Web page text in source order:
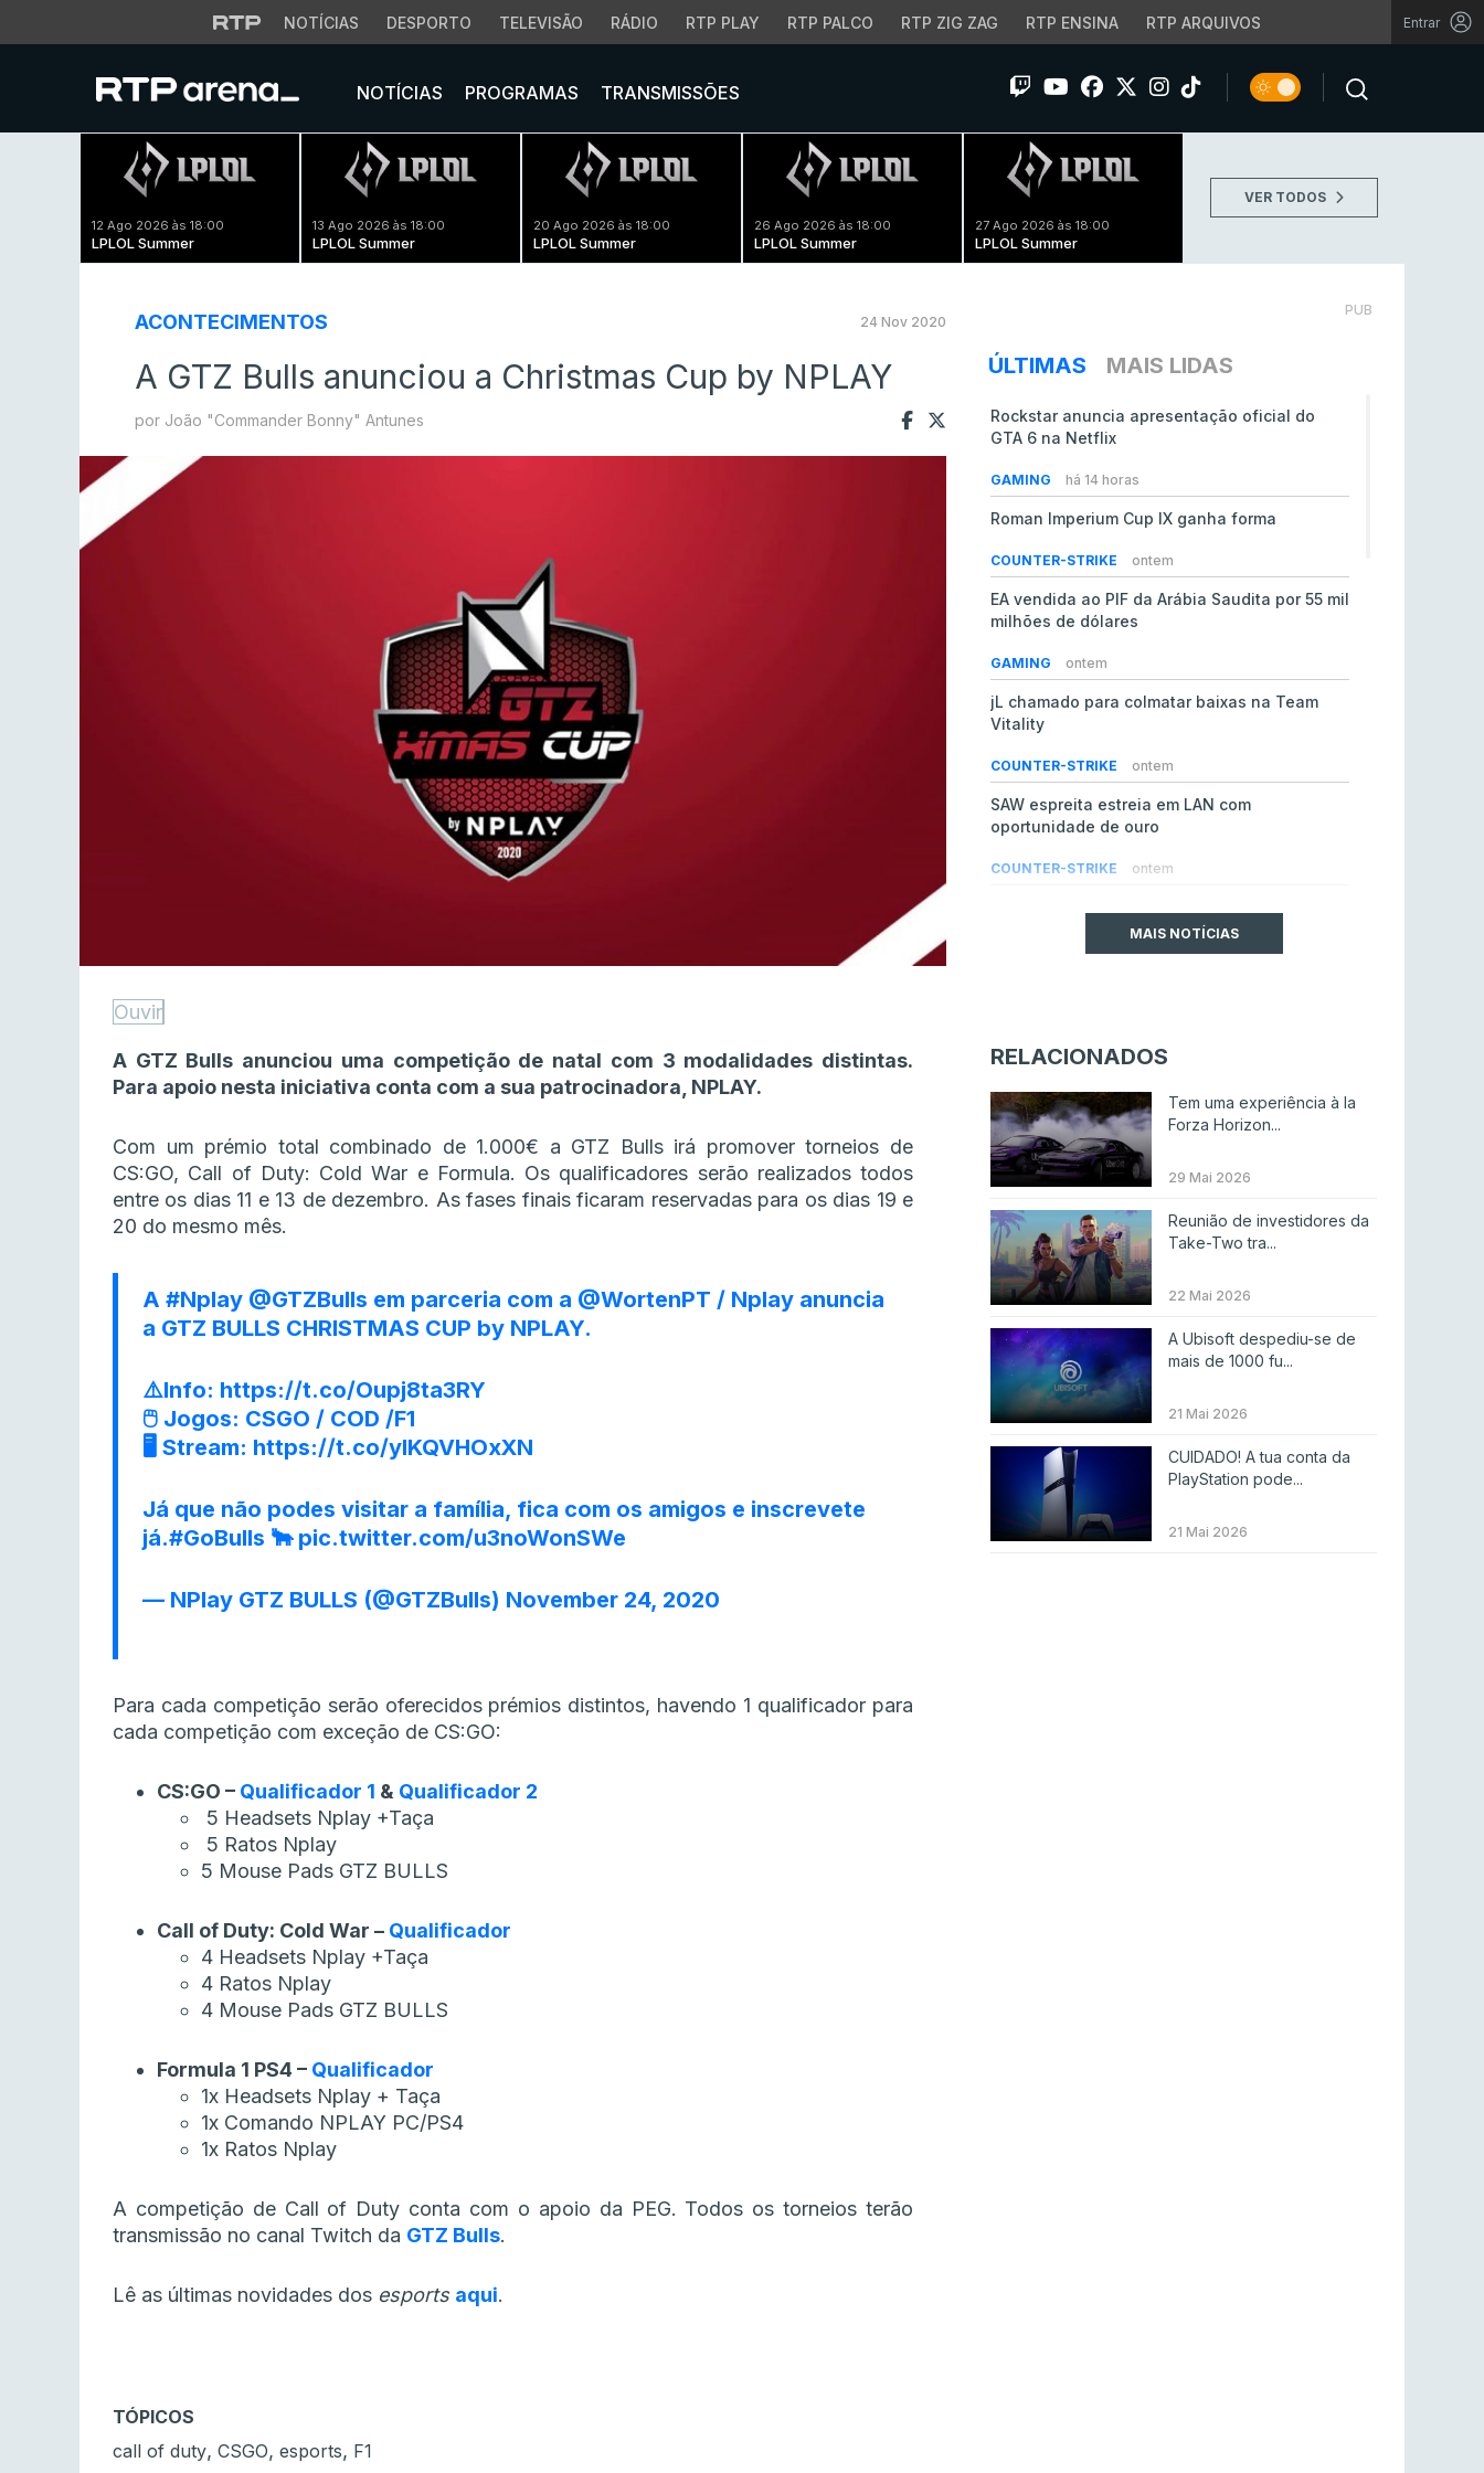
NOTÍCIAS DESPORTO TELEVISÃO RÁDIO RTP PLAY RTP PALCO RTP ZIG ZAG RTP ENSINA RTP ARQUIVOS Entrar
NOTÍCIAS PROGRAMAS TRANSMISSÕES
12 Ago 2026 às 18:00
LPLOL Summer
13 Ago 2026 às 18:00
LPLOL Summer
20 Ago 2026 às 18:00
LPLOL Summer
26 Ago 2026 às 18:00
LPLOL Summer
27 Ago 2026 às 18:00
LPLOL Summer
VER TODOS
ACONTECIMENTOS 24 Nov 2020
A GTZ Bulls anunciou a Christmas Cup by NPLAY
por João "Commander Bonny" Antunes
Ouvir
A GTZ Bulls anunciou uma competição de natal com 3 modalidades distintas.
Para apoio nesta iniciativa conta com a sua patrocinadora, NPLAY.
Com um prémio total combinado de 1.000€ a GTZ Bulls irá promover torneios de
CS:GO, Call of Duty: Cold War e Formula. Os qualificadores serão realizados todos
entre os dias 11 e 13 de dezembro. As fases finais ficaram reservadas para os dias 19 e
20 do mesmo mês.
A #Nplay @GTZBulls em parceria com a @WortenPT / Nplay anuncia
a GTZ BULLS CHRISTMAS CUP by NPLAY.
⚠️Info: https://t.co/Oupj8ta3RY
🖱️ Jogos: CSGO / COD /F1
🖥️ Stream: https://t.co/ylKQVHOxXN
Já que não podes visitar a família, fica com os amigos e inscrevete
já.#GoBulls 🐂 pic.twitter.com/u3noWonSWe
— NPlay GTZ BULLS (@GTZBulls) November 24, 2020
Para cada competição serão oferecidos prémios distintos, havendo 1 qualificador para
cada competição com exceção de CS:GO:
CS:GO – Qualificador 1 & Qualificador 2
5 Headsets Nplay +Taça
5 Ratos Nplay
5 Mouse Pads GTZ BULLS
Call of Duty: Cold War – Qualificador
4 Headsets Nplay +Taça
4 Ratos Nplay
4 Mouse Pads GTZ BULLS
Formula 1 PS4 – Qualificador
1x Headsets Nplay + Taça
1x Comando NPLAY PC/PS4
1x Ratos Nplay
A competição de Call of Duty conta com o apoio da PEG. Todos os torneios terão
transmissão no canal Twitch da GTZ Bulls.
Lê as últimas novidades dos esports aqui.
TÓPICOS
call of duty, CSGO, esports, F1
PUB
ÚLTIMAS MAIS LIDAS
Rockstar anuncia apresentação oficial do
GTA 6 na Netflix
GAMING há 14 horas
Roman Imperium Cup IX ganha forma
COUNTER-STRIKE ontem
EA vendida ao PIF da Arábia Saudita por 55 mil
milhões de dólares
GAMING ontem
jL chamado para colmatar baixas na Team
Vitality
COUNTER-STRIKE ontem
SAW espreita estreia em LAN com
oportunidade de ouro
COUNTER-STRIKE ontem
do Counter-Strike 2
Twitch e Amazon planeiam usar transmissões
para treinar IA
ENTRETENIMENTO 3 ago 2026
Códigos para ícones clássicos gratuitos no
League of Legends [agosto 2026]
LEAGUE OF LEGENDS
Bounty
COUNTER-STRIKE 2 ago 2026
Setembro recheado de LANs em Portugal
COUNTER-STRIKE 1 ago 2026
Betclic renova parceria com a RTP Arena para
a época 2026/27
MAIS NOTÍCIAS
RELACIONADOS
Tem uma experiência à la
Forza Horizon...
29 Mai 2026
Reunião de investidores da
Take-Two tra...
22 Mai 2026
A Ubisoft despediu-se de
mais de 1000 fu...
21 Mai 2026
CUIDADO! A tua conta da
PlayStation pode...
21 Mai 2026